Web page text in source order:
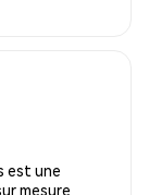
est une
mesure